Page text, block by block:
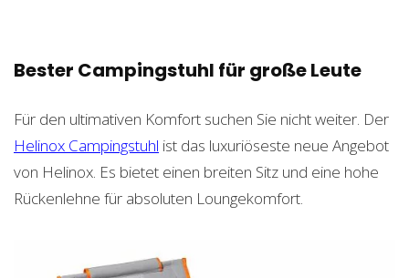
Bester Campingstuhl für große Leute
Für den ultimativen Komfort suchen Sie nicht weiter. Der
Helinox Campingstuhl ist das luxuriöseste neue Angebot
von Helinox. Es bietet einen breiten Sitz und eine hohe
Rückenlehne für absoluten Loungekomfort.